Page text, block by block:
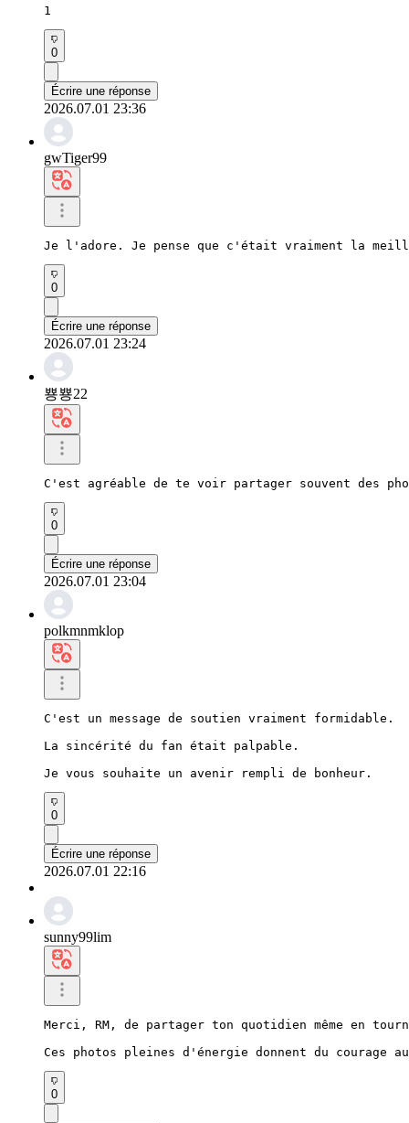
1
0
Écrire une réponse
2026.07.01 23:36
gwTiger99
Je l'adore. Je pense que c'était vraiment la
0
Écrire une réponse
2026.07.01 23:24
뿅뿅22
C'est agréable de te voir partager souvent des
0
Écrire une réponse
2026.07.01 23:04
polkmnmklop
C'est un message de soutien vraiment formidable.
La sincérité du fan était palpable.
Je vous souhaite un avenir rempli de bonheur.
0
Écrire une réponse
2026.07.01 22:16
sunny99lim
Merci, RM, de partager ton quotidien même en
Ces photos pleines d'énergie donnent du courage
0